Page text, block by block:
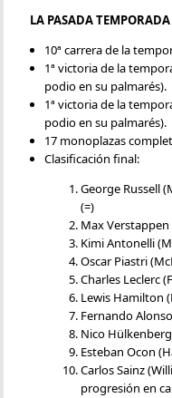
LA PASADA TEMPORADA
10ª carrera de la
1ª victoria de la
podio en su palmarés).
1ª victoria de la
podio en su palmarés).
17 monoplazas
Clasificación final:
George Russell
(=)
Max Verstappen
Kimi Antonelli
Oscar Piastri
Charles Leclerc
Lewis Hamilton
Fernando
Nico
Esteban Ocon
Carlos Sainz
progresión en